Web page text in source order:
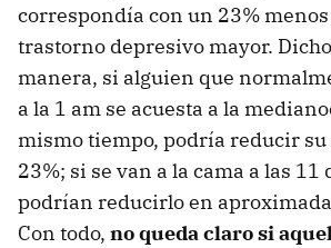
correspondía con un 23%
trastorno depresivo mayor.
manera, si alguien que
a la 1 am se acuesta a la
mismo tiempo, podría reducir su
23%; si se van a la cama a las 11
podrían reducirlo en
Con todo, no queda claro si